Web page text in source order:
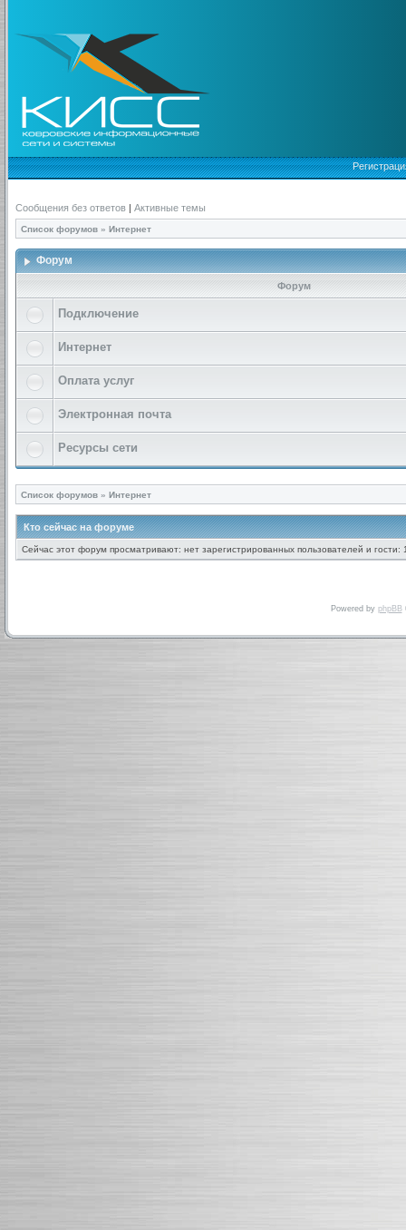
Сообщения без ответов | Активные темы
Список форумов » Интернет
Форум
Форум
Подключение
Интернет
Оплата услуг
Электронная почта
Ресурсы сети
Список форумов » Интернет
Кто сейчас на форуме
Сейчас этот форум просматривают: нет зарегистрированных пользователей и гости:
Powered by phpBB